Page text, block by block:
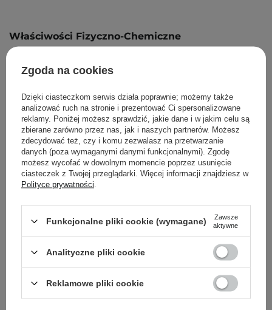
Właściwości Fizyczno-Chemiczne
bezbarwna
rozpuszczalna w wodzie
Powrót do Cosipedii
Pokaż więcej wpisów z Październik 2023
Pielęgnacyjne checklisty, eksperckie porady,
beauty nowości - prosto na maila!
Zgoda na cookies
Dzięki ciasteczkom serwis działa poprawnie; możemy także
analizować ruch na stronie i prezentować Ci spersonalizowane
reklamy. Poniżej możesz sprawdzić, jakie dane i w jakim celu są
zbierane zarówno przez nas, jak i naszych partnerów. Możesz
zdecydować też, czy i komu zezwalasz na przetwarzanie
danych (poza wymaganymi danymi funkcjonalnymi). Zgodę
możesz wycofać w dowolnym momencie poprzez usunięcie
ciasteczek z Twojej przeglądarki. Więcej informacji znajdziesz w
Polityce prywatności
Funkcjonalne pliki cookie (wymagane)
Zawsze
aktywne
Analityczne pliki cookie
Reklamowe pliki cookie